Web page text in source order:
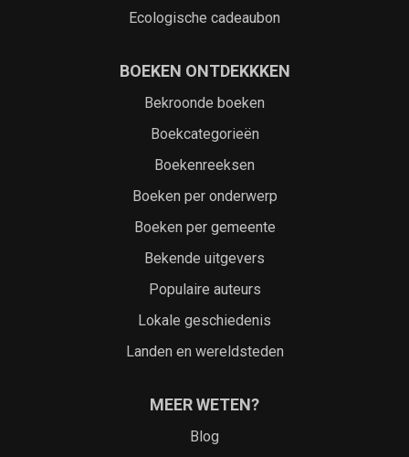
Ecologische cadeaubon
BOEKEN ONTDEKKKEN
Bekroonde boeken
Boekcategorieën
Boekenreeksen
Boeken per onderwerp
Boeken per gemeente
Bekende uitgevers
Populaire auteurs
Lokale geschiedenis
Landen en wereldsteden
MEER WETEN?
Blog